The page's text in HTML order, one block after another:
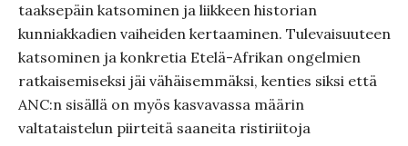
taaksepäin katsominen ja liikkeen historian
kunniakkadien vaiheiden kertaaminen. Tulevaisuuteen
katsominen ja konkretia Etelä-Afrikan ongelmien
ratkaisemiseksi jäi vähäisemmäksi, kenties siksi että
ANC:n sisällä on myös kasvavassa määrin
valtataistelun piirteitä saaneita ristiriitoja